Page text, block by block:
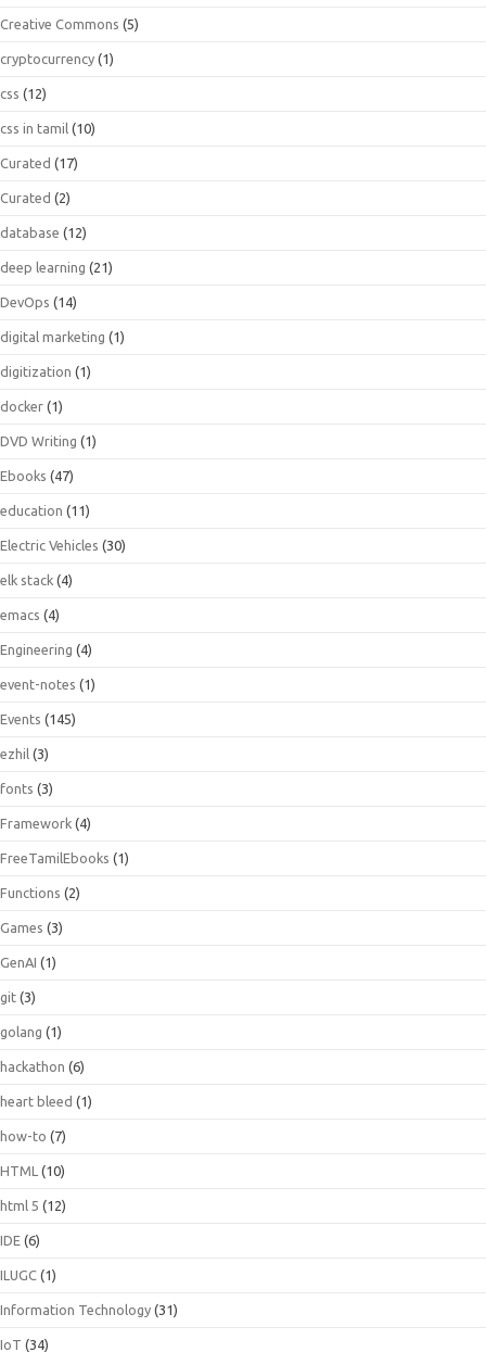
Creative Commons (5)
cryptocurrency (1)
css (12)
css in tamil (10)
Curated (17)
Curated (2)
database (12)
deep learning (21)
DevOps (14)
digital marketing (1)
digitization (1)
docker (1)
DVD Writing (1)
Ebooks (47)
education (11)
Electric Vehicles (30)
elk stack (4)
emacs (4)
Engineering (4)
event-notes (1)
Events (145)
ezhil (3)
fonts (3)
Framework (4)
FreeTamilEbooks (1)
Functions (2)
Games (3)
GenAI (1)
git (3)
golang (1)
hackathon (6)
heart bleed (1)
how-to (7)
HTML (10)
html 5 (12)
IDE (6)
ILUGC (1)
Information Technology (31)
IoT (34)